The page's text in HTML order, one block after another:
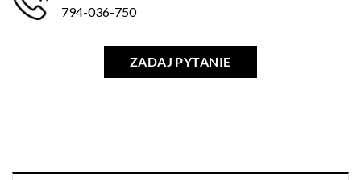
794-036-750
ZADAJ PYTANIE